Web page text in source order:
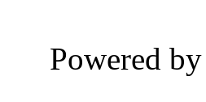
Powered